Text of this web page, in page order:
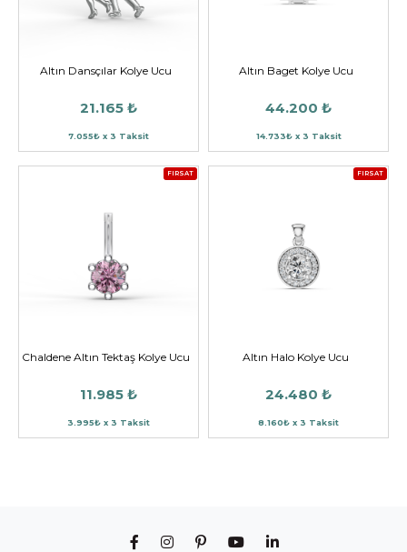
Altın Dansçılar Kolye Ucu
21.165 ₺
7.055₺ x 3 Taksit
Altın Baget Kolye Ucu
44.200 ₺
14.733₺ x 3 Taksit
FIRSAT
Chaldene Altın Tektaş Kolye Ucu
11.985 ₺
3.995₺ x 3 Taksit
FIRSAT
Altın Halo Kolye Ucu
24.480 ₺
8.160₺ x 3 Taksit